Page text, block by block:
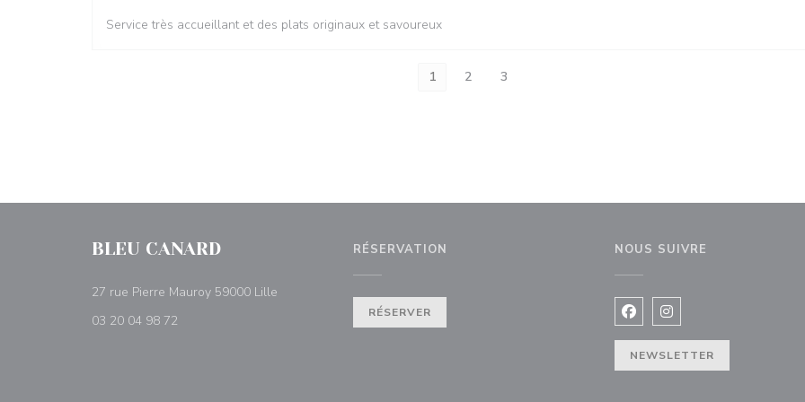
Service très accueillant et des plats originaux et savoureux
1 2 3
BLEU CANARD
27 rue Pierre Mauroy 59000 Lille
03 20 04 98 72
RÉSERVATION
RÉSERVER
NOUS SUIVRE
Facebook ((ouvre une
Instagram ((ouvre une
NEWSLETTER